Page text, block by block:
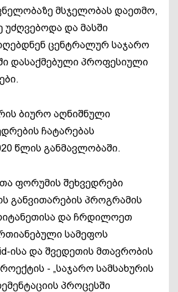
მსჯელობას დაეთმო,
უძღვებოდა და მასში
ცენტრალურ საჯარო
დასაქმებული პროფესიული
ბიურო აღნიშნული
ჩატარებას
წლის განმავლობაში.
ფორუმის შეხვედრები
განვითარების პროგრამის
და ჩრდილოეთ
სამეფოს
ისა და შვედეთის მთავრობის
- „საჯარო სამსახურის
პროცესში